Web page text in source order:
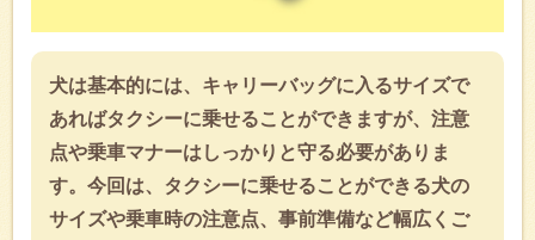
犬は基本的には、キャリーバッグに入るサイズで
あればタクシーに乗せることができますが、注意
点や乗車マナーはしっかりと守る必要がありま
す。今回は、タクシーに乗せることができる犬の
サイズや乗車時の注意点、事前準備など幅広くご